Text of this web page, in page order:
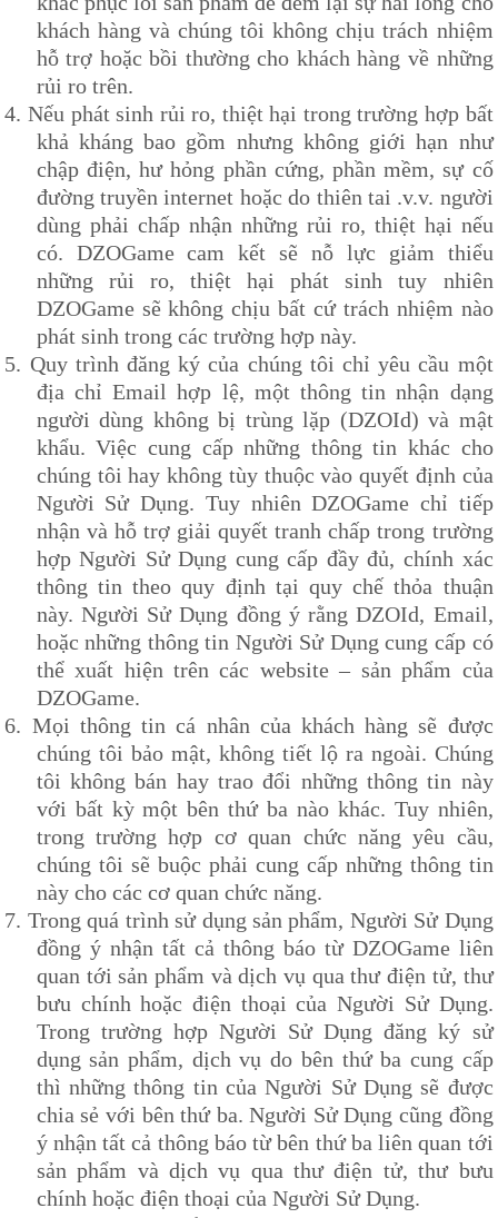
khách hàng và chúng tôi không chịu trách nhiệm
hỗ trợ hoặc bồi thường cho khách hàng về những
rủi ro trên.
4. Nếu phát sinh rủi ro, thiệt hại trong trường hợp bất
khả kháng bao gồm nhưng không giới hạn như
chập điện, hư hỏng phần cứng, phần mềm, sự cố
đường truyền internet hoặc do thiên tai .v.v. người
dùng phải chấp nhận những rủi ro, thiệt hại nếu
có. DZOGame cam kết sẽ nỗ lực giảm thiểu
những rủi ro, thiệt hại phát sinh tuy nhiên
DZOGame sẽ không chịu bất cứ trách nhiệm nào
phát sinh trong các trường hợp này.
5. Quy trình đăng ký của chúng tôi chỉ yêu cầu một
địa chỉ Email hợp lệ, một thông tin nhận dạng
người dùng không bị trùng lặp (DZOId) và mật
khẩu. Việc cung cấp những thông tin khác cho
chúng tôi hay không tùy thuộc vào quyết định của
Người Sử Dụng. Tuy nhiênDZOGame chỉ tiếp
nhận và hỗ trợ giải quyết tranh chấp trong trường
hợp Người Sử Dụng cung cấp đầy đủ, chính xác
thông tin theo quy định tại quy chế thỏa thuận
này. Người Sử Dụng đồng ý rằngDZOId, Email,
hoặc những thông tin Người Sử Dụng cung cấp có
thể xuất hiện trên các website – sản phẩm của
DZOGame.
6. Mọi thông tin cá nhân của khách hàng sẽ được
chúng tôi bảo mật, không tiết lộ ra ngoài. Chúng
tôi không bán hay trao đổi những thông tin này
với bất kỳ một bên thứ ba nào khác. Tuy nhiên,
trong trường hợp cơ quan chức năng yêu cầu,
chúng tôi sẽ buộc phải cung cấp những thông tin
này cho các cơ quan chức năng.
7. Trong quá trình sử dụng sản phẩm, Người Sử Dụng
đồng ý nhận tất cả thông báo từ DZOGame liên
quan tới sản phẩm và dịch vụ qua thư điện tử, thư
bưu chính hoặc điện thoại của Người Sử Dụng.
Trong trường hợp Người Sử Dụng đăng ký sử
dụng sản phẩm, dịch vụ do bên thứ ba cung cấp
thì những thông tin của Người Sử Dụng sẽ được
chia sẻ với bên thứ ba. Người Sử Dụng cũng đồng
ý nhận tất cả thông báo từ bên thứ ba liên quan tới
sản phẩm và dịch vụ qua thư điện tử, thư bưu
chính hoặc điện thoại của Người Sử Dụng.